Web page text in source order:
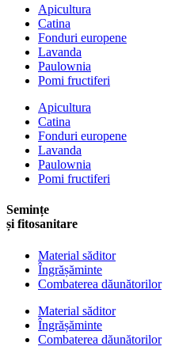
Apicultura
Catina
Fonduri europene
Lavanda
Paulownia
Pomi fructiferi
Apicultura
Catina
Fonduri europene
Lavanda
Paulownia
Pomi fructiferi
Semințe
și fitosanitare
Material săditor
Îngrășăminte
Combaterea dăunătorilor
Material săditor
Îngrășăminte
Combaterea dăunătorilor